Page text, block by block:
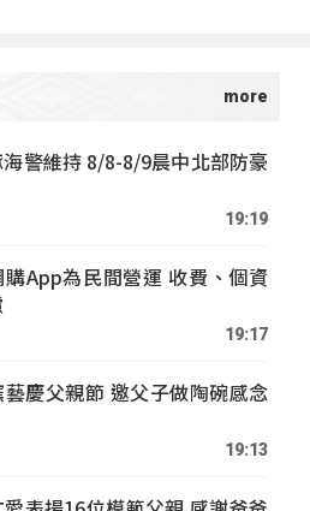
海警維持 8/8-8/9晨中北部防豪
19:19
App為民間營運 收費、個資
19:17
藝慶父親節 邀父子做陶碗感念
19:13